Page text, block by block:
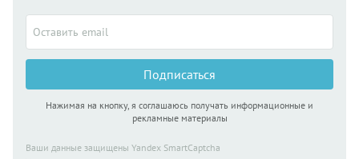
Подписаться
Нажимая на кнопку, я соглашаюсь получать информационные и
рекламные материалы
Ваши данные защищены Yandex SmartCaptcha